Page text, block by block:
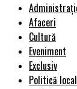
Afaceri
Cultură
Eveniment
Exclusiv
Politică